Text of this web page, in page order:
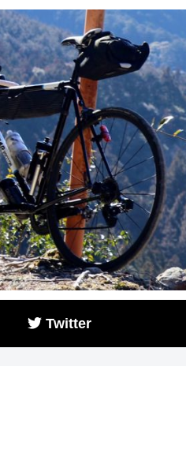
Twitter